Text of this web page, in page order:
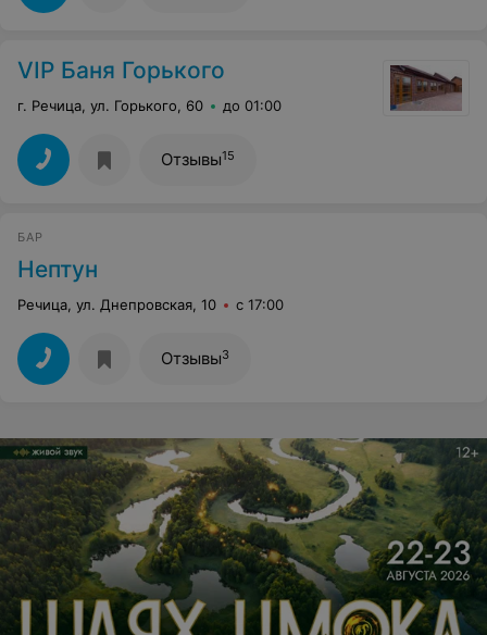
VIP Баня Горького
г. Речица, ул. Горького, 60 до 01:00
Отзывы15
БАР
Нептун
Речица, ул. Днепровская, 10 с 17:00
Отзывы3